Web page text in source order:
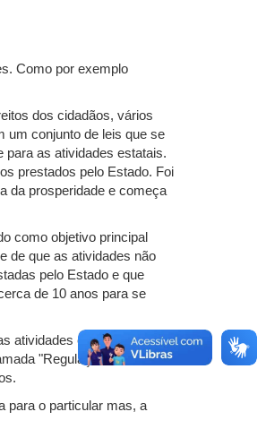
Como por exemplo
dos cidadãos, vários
um conjunto de leis que se
para as atividades estatais.
prestados pelo Estado. Foi
da prosperidade e começa
como objetivo principal
de que as atividades não
pelo Estado e que
de 10 anos para se
atividades exercidas pelo
"Regulação", onde o
para o particular mas, a